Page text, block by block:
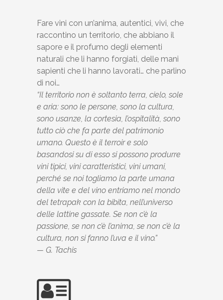
Fare vini con un’anima, autentici, vivi, che
raccontino un territorio, che abbiano il
sapore e il profumo degli elementi
naturali che li hanno forgiati, delle mani
sapienti che li hanno lavorati… che parlino
di noi…
“Il territorio non è soltanto terra, cielo, sole
e aria: sono le persone, sono la cultura,
sono usanze, la cortesia, l’ospitalità, sono
tutto ciò che fa parte del patrimonio
umano. Questo è il terroir e solo
basandosi su di esso si possono produrre
vini tipici, vini caratteristici, vini umani,
perché se noi togliamo la parte umana
della vite e del vino entriamo nel mondo
del tetrapak con la bibita, nell’universo
delle lattine gassate. Se non c’è la
passione, se non c’è l’anima, se non c’è la
cultura, non si fanno l’uva e il vino.”
— G. Tachis